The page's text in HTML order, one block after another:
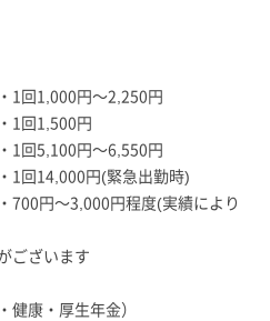
1回1,000円～2,250円
1回1,500円
1回5,100円～6,550円
1回14,000円(緊急出勤時)
700円～3,000円程度(実績により
ございます
健康・厚生年金）